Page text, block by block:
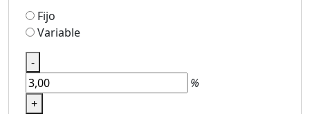
Fijo
Variable
-
%
+